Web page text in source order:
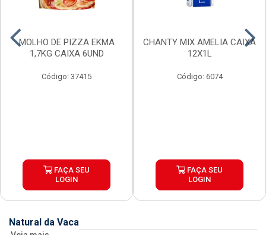
MOLHO DE PIZZA EKMA
1,7KG CAIXA 6UND
Código: 37415
FAÇA SEU
LOGIN
CHANTY MIX AMELIA CAIXA
12X1L
Código: 6074
FAÇA SEU
LOGIN
Natural da Vaca